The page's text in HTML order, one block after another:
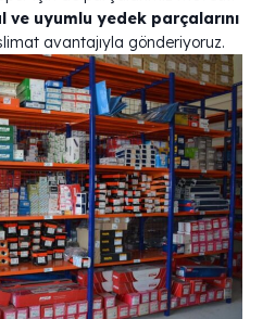
ve uyumlu yedek parçalarını
avantajıyla gönderiyoruz.